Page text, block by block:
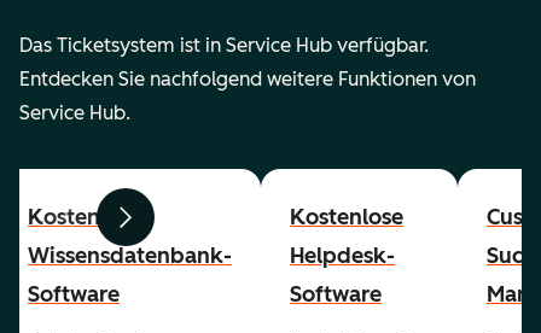
Das Ticketsystem ist in Service Hub verfügbar.
Entdecken Sie nachfolgend weitere Funktionen von
Service Hub.
ZurückWeiter
Kostenlose
Wissensdatenbank-
Software
Kostenlose
Helpdesk-
Software